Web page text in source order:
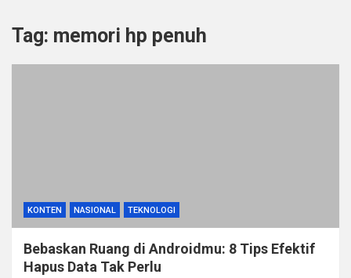
Tag: memori hp penuh
KONTEN NASIONAL TEKNOLOGI
Bebaskan Ruang di Androidmu: 8 Tips Efektif
Hapus Data Tak Perlu